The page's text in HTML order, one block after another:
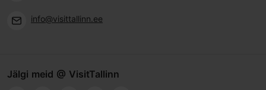
info@visittallinn.ee
Jälgi meid @ VisitTallinn